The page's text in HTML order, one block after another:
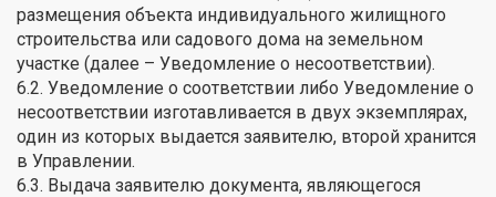
размещения объекта индивидуального жилищного
строительства или садового дома на земельном
участке (далее – Уведомление о несоответствии).
6.2. Уведомление о соответствии либо Уведомление о
несоответствии изготавливается в двух экземплярах,
один из которых выдается заявителю, второй хранится
в Управлении.
6.3. Выдача заявителю документа, являющегося